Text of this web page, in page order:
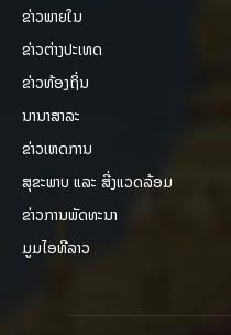
ຂ່າວພາຍ​ໃນ
ຂ່າວຕ່າງປະເທດ
ຂ່າວທ້ອງຖິ່ນ
ນານາສາລະ
ຂ່າວເຫດການ
ສຸຂະພາບ ແລະ ສີ່ງແວດລ້ອມ
ຂ່າວການພັດທະນາ
ມູມໄອທີລາວ